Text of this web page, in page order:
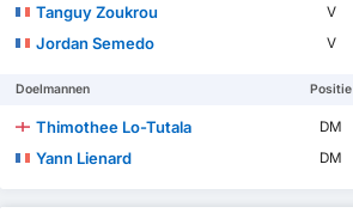
Tanguy Zoukrou
V
Jordan Semedo
V
Doelmannen Positie
Thimothee Lo-Tutala DM
Yann Lienard
DM